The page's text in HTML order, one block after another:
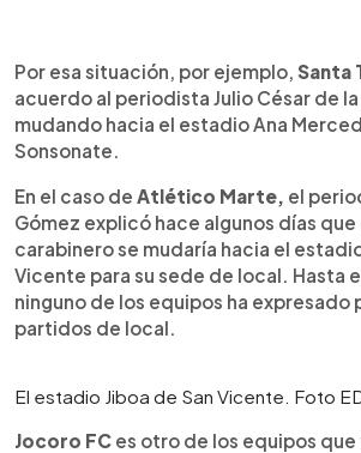
Por esa situación, por ejemplo, Santa
acuerdo al periodista Julio César de
mudando hacia el estadio Ana
Sonsonate.
En el caso de Atlético Marte, el
Gómez explicó hace algunos días
carabinero se mudaría hacia el
Vicente para su sede de local. Hasta
ninguno de los equipos ha expresado
partidos de local.
El estadio Jiboa de San Vicente. Foto
Jocoro FC es otro de los equipos